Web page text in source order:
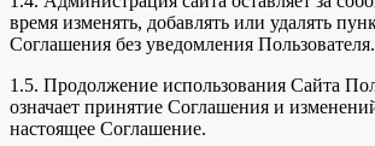
время изменять, добавлять или удалять
Соглашения без уведомления Пользователя.
1.5. Продолжение использования Сайта
означает принятие Соглашения и
настоящее Соглашение.